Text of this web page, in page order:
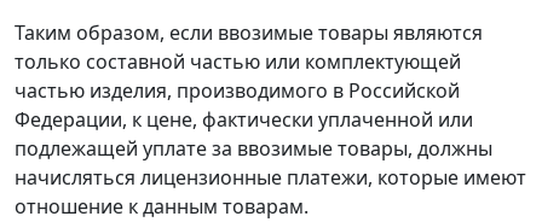
Таким образом, если ввозимые товары являются
только составной частью или комплектующей
частью изделия, производимого в Российской
Федерации, к цене, фактически уплаченной или
подлежащей уплате за ввозимые товары, должны
начисляться лицензионные платежи, которые имеют
отношение к данным товарам.